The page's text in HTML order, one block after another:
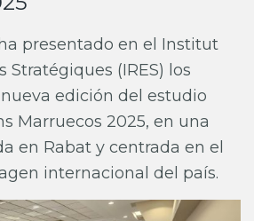
presentado en el Institut
Stratégiques (IRES) los
edición del estudio
Marruecos 2025, en una
en Rabat y centrada en el
internacional del país.